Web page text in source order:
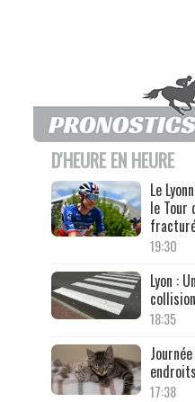
D'HEURE EN HEURE
Le
le Tour
19:30
Lyon :
18:35
17:38